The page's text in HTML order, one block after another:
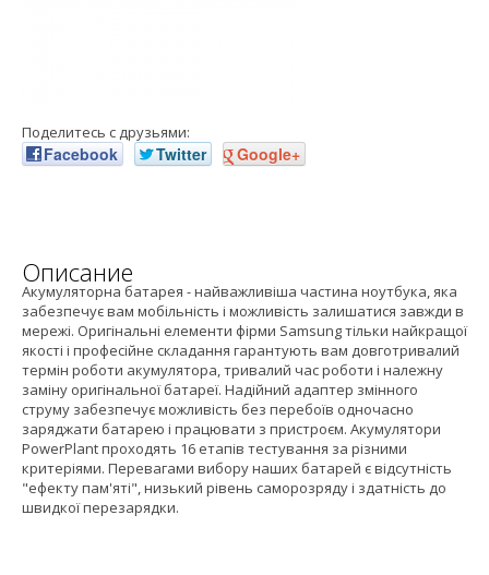
Поделитесь с друзьями:
Facebook Twitter Google+
Описание
Акумуляторна батарея - найважливіша частина ноутбука, яка
забезпечує вам мобільність і можливість залишатися завжди в
мережі. Оригінальні елементи фірми Samsung тільки найкращої
якості і професійне складання гарантують вам довготривалий
термін роботи акумулятора, тривалий час роботи і належну
заміну оригінальної батареї. Надійний адаптер змінного
струму забезпечує можливість без перебоїв одночасно
заряджати батарею і працювати з пристроєм. Акумулятори
PowerPlant проходять 16 етапів тестування за різними
критеріями. Перевагами вибору наших батарей є відсутність
"ефекту пам'яті", низький рівень саморозряду і здатність до
швидкої перезарядки.